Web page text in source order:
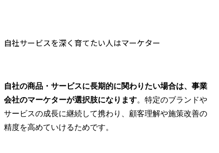
自社サービスを深く育てたい人はマーケター
自社の商品・サービスに長期的に関わりたい場合は、事業
会社のマーケターが選択肢になります。特定のブランドや
サービスの成長に継続して携わり、顧客理解や施策改善の
精度を高めていけるためです。